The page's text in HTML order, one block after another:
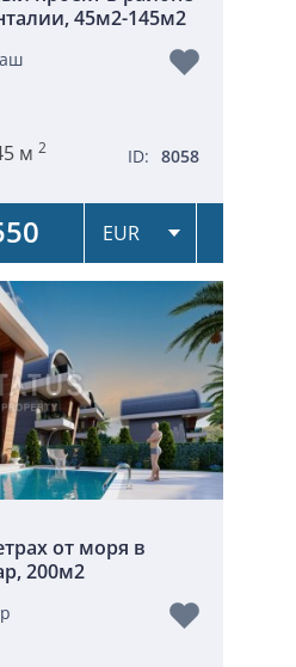
45м2-145м2
м 2 ID: 8058
от моря в
200м2